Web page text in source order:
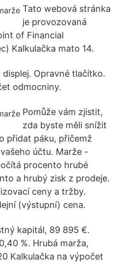
Tato webová stránka
je provozovaná
of Financial
Kalkulačka mato 14.
Opravné tlačítko.
odmocniny.
Pomůže vám zjistit,
zda byste měli snížit
přidat páku, přičemž
účtu. Marže -
procento hrubé
a hrubý zisk z prodeje.
ceny a tržby.
(výstupní) cena.
kapitál, 89 895 €.
%. Hrubá marža,
Kalkulačka na výpočet